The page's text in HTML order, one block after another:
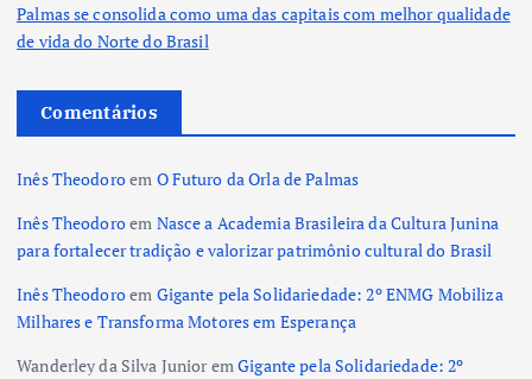
Palmas se consolida como uma das capitais com melhor qualidade
de vida do Norte do Brasil
Comentários
Inês Theodoroem O Futuro da Orla de Palmas
Inês Theodoroem Nasce a Academia Brasileira da Cultura Junina
para fortalecer tradição e valorizar patrimônio cultural do Brasil
Inês Theodoroem Gigante pela Solidariedade: 2º ENMG Mobiliza
Milhares e Transforma Motores em Esperança
Wanderley da Silva JunioremGigante pela Solidariedade: 2º